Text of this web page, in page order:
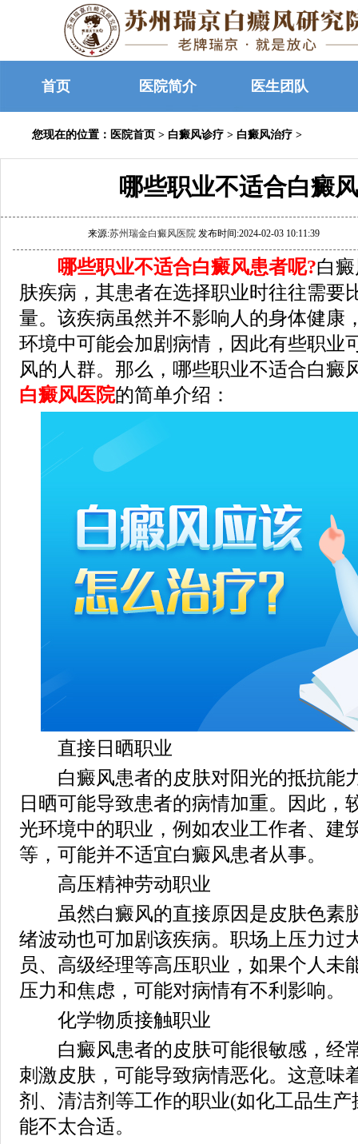
首页 医院简介 医生团队
您现在的位置： 医院首页 > 白癜风诊疗 > 白癜风治疗 >
哪些职业不适合白癜
来源:苏州瑞金白癜风医院 发布时间:2024-02-03 10:11:39
哪些职业不适合白癜风患者呢?白
肤疾病，其患者在选择职业时往往需要
量。该疾病虽然并不影响人的身体健康
环境中可能会加剧病情，因此有些职业
风的人群。那么，哪些职业不适合白癜
白癜风医院的简单介绍：
直接日晒职业
白癜风患者的皮肤对阳光的抵抗能
日晒可能导致患者的病情加重。因此，
光环境中的职业，例如农业工作者、建
等，可能并不适宜白癜风患者从事。
高压精神劳动职业
虽然白癜风的直接原因是皮肤色素
绪波动也可加剧该疾病。职场上压力过
员、高级经理等高压职业，如果个人未
压力和焦虑，可能对病情有不利影响。
化学物质接触职业
白癜风患者的皮肤可能很敏感，经
刺激皮肤，可能导致病情恶化。这意味
剂、清洁剂等工作的职业(如化工品生
能不太合适。